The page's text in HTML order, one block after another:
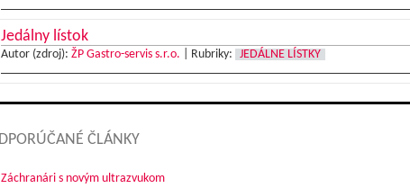
Jedálny lístok
Autor (zdroj): ŽP Gastro-servis s.r.o. Rubriky: JEDÁLNE LÍSTKY
ČLÁNKY
Záchranári s novým ultrazvukom